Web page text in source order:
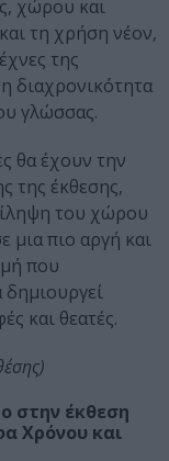
χώρου και
τη χρήση νέον,
της
διαχρονικότητα
γλώσσας.
θα έχουν την
της έκθεσης,
του χώρου
μια πιο αργή και
που
δημιουργεί
και θεατές.
στην έκθεση
Χρόνου και